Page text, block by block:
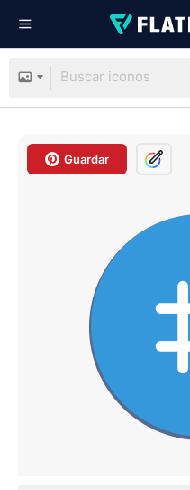
Guardar